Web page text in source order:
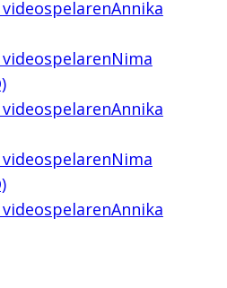
videospelarenAnnika
Nima
Annika
Nima
Annika